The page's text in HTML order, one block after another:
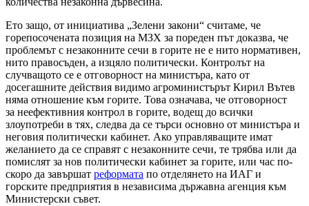
Ето защо, от инициатива „Зелени закони“ считаме, че
горепосочената позиция на МЗХ за пореден път доказва, че
проблемът с незаконните сечи в горите не е нито нормативен,
нито правосъден, а изцяло политически. Контролът на
случващото се е отговорност на министъра, като от
досегашните действия видимо агроминистърът Кирил Вътев
няма отношение към горите. Това означава, че отговорност
за неефективния контрол в горите, водещ до всички
злоупотреби в тях, следва да се търси основно от министъра и
неговия политически кабинет. Ако управляващите имат
желанието да се справят с незаконните сечи, те трябва или да
помислят за нов политически кабинет за горите, или час по-
скоро да завършат реформата по отделянето на ИАГ и
горските предприятия в независима държавна агенция към
Министерски съвет.